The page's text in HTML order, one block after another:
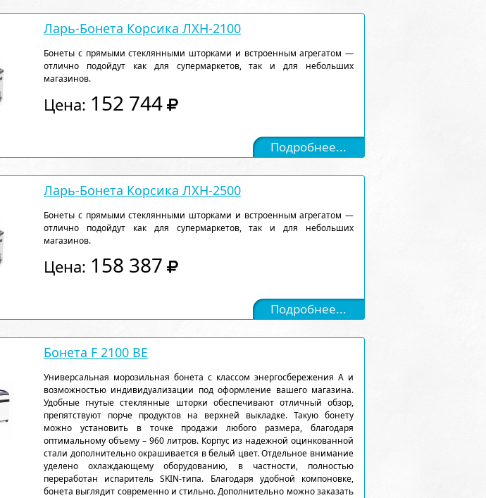
Ларь-Бонета Корсика ЛХН-2100
Бонеты с прямыми стеклянными шторками и встроенным агрегатом —
отлично подойдут как для супермаркетов, так и для небольших
магазинов.
Цена: 152 744
Подробнее...
Ларь-Бонета Корсика ЛХН-2500
Бонеты с прямыми стеклянными шторками и встроенным агрегатом —
отлично подойдут как для супермаркетов, так и для небольших
магазинов.
Цена: 158 387
Подробнее...
Бонета F 2100 ВЕ
Универсальная морозильная бонета с классом энергосбережения А и
возможностью индивидуализации под оформление вашего магазина.
Удобные гнутые стеклянные шторки обеспечивают отличный обзор,
препятствуют порче продуктов на верхней выкладке. Такую бонету
можно установить в точке продажи любого размера, благодаря
оптимальному объему – 960 литров. Корпус из надежной оцинкованной
стали дополнительно окрашивается в белый цвет. Отдельное внимание
уделено охлаждающему оборудованию, в частности, полностью
переработан испаритель SKIN-типа. Благодаря удобной компоновке,
бонета выглядит современно и стильно. Дополнительно можно заказать